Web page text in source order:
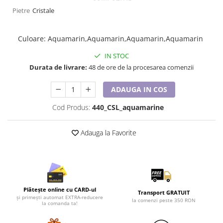
Cadouri Cuplu
Pijamale de barbati
Halate si capoate
WINTER Collection
Pijamale de copii
Pijamale BIG SIZE femei
Cadouri ocazii speciale
Tricouri de craciun
Pietre Cristale
Culoare: Aquamarin,Aquamarin,Aquamarin,Aquamarin
IN STOC
Durata de livrare: 48 de ore de la procesarea comenzii
ADAUGA IN COS
Cod Produs: 440_CSL_aquamarine
Adauga la Favorite
Plătește online cu CARD-ul
și primești automat EXTRA-reducere
la comanda ta!
Transport GRATUIT
la comenzi peste 350 RON